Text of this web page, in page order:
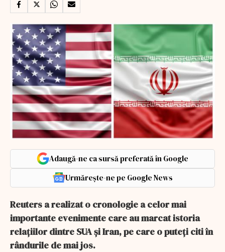
Adaugă-ne ca sursă preferată în Google
Urmărește-ne pe Google News
Reuters a realizat o cronologie a celor mai
importante evenimente care au marcat istoria
relaţiilor dintre SUA şi Iran, pe care o puteţi citi în
rândurile de mai jos.